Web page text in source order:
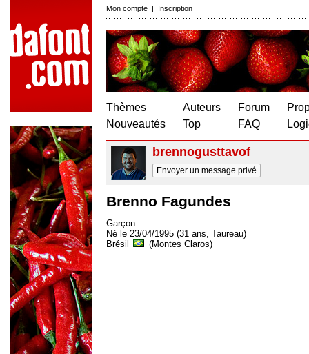
Mon compte | Inscription
Thèmes
Nouveautés
Auteurs
Top
Forum
FAQ
brennogusttavof
Envoyer un message privé
Brenno Fagundes
Garçon
Né le 23/04/1995 (31 ans, Taureau)
Brésil
(Montes Claros)